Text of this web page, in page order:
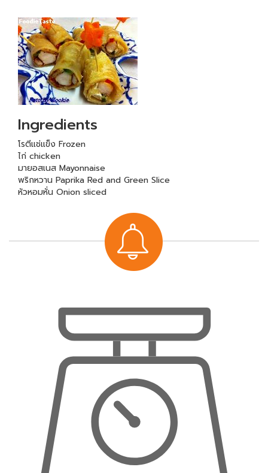
Ingredients
โรตีแช่แข็ง Frozen
ไก่ chicken
มายอสเนส Mayonnaise
พริกหวาน Paprika Red and Green Slice
หัวหอมหั่น Onion sliced